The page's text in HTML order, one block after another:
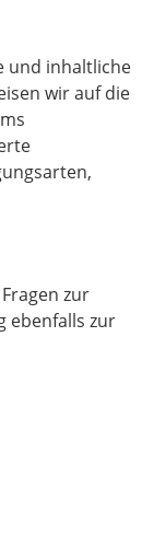
und inhaltliche
wir auf die
zur
ebenfalls zur